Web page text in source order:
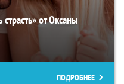
от Оксаны
ПОДРОБНЕЕ